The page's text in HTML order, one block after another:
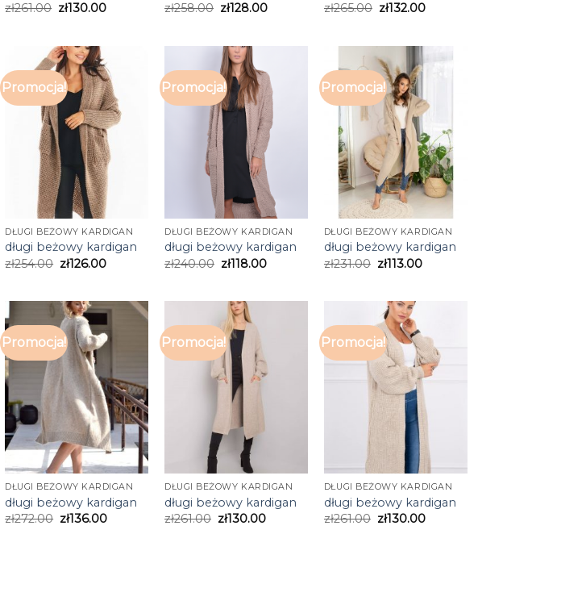
zł261.00 zł130.00
zł258.00 zł128.00
zł265.00 zł132.00
Promocja!
DŁUGI BEŻOWY KARDIGAN
długi beżowy kardigan
zł254.00 zł126.00
Promocja!
DŁUGI BEŻOWY KARDIGAN
długi beżowy kardigan
zł240.00 zł118.00
Promocja!
DŁUGI BEŻOWY KARDIGAN
długi beżowy kardigan
zł231.00 zł113.00
Promocja!
DŁUGI BEŻOWY KARDIGAN
długi beżowy kardigan
zł272.00 zł136.00
Promocja!
DŁUGI BEŻOWY KARDIGAN
długi beżowy kardigan
zł261.00 zł130.00
Promocja!
DŁUGI BEŻOWY KARDIGAN
długi beżowy kardigan
zł261.00 zł130.00